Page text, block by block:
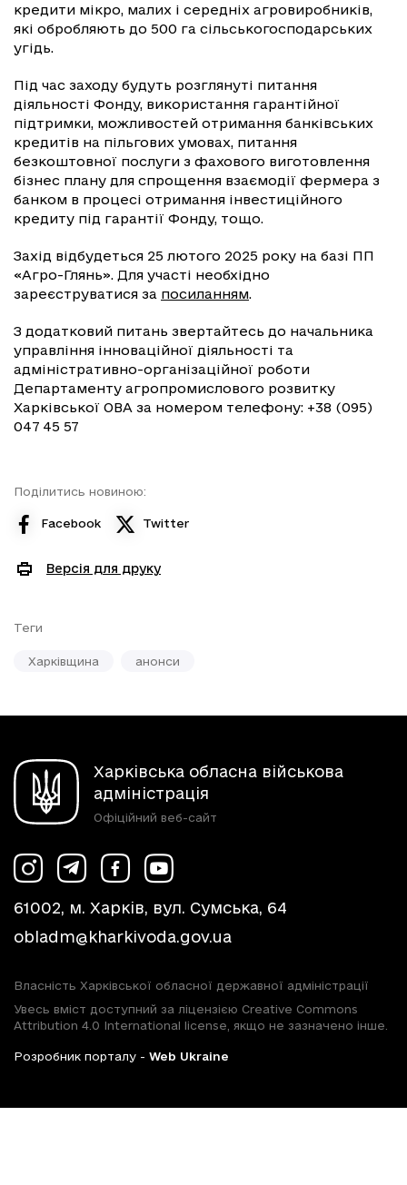
кредити мікро, малих і середніх агровиробників,
які обробляють до 500 га сільськогосподарських
угідь.
Під час заходу будуть розглянуті питання
діяльності Фонду, використання гарантійної
підтримки, можливостей отримання банківських
кредитів на пільгових умовах, питання
безкоштовної послуги з фахового виготовлення
бізнес плану для спрощення взаємодії фермера з
банком в процесі отримання інвестиційного
кредиту під гарантії Фонду, тощо.
Захід відбудеться 25 лютого 2025 року на базі ПП
«Агро-Глянь». Для участі необхідно
зареєструватися за посиланням.
З додатковий питань звертайтесь до начальника
управління інноваційної діяльності та
адміністративно-організаційної роботи
Департаменту агропромислового розвитку
Харківської ОВА за номером телефону: +38 (095)
047 45 57
Поділитись новиною:
Facebook Twitter
Версія для друку
Теги
Харківщина анонси
Харківська обласна військова
адміністрація
Офіційний веб-сайт
61002, м. Харків, вул. Сумська, 64
obladm@kharkivoda.gov.ua
Власність Харківської обласної державної адміністрації
Увесь вміст доступний за ліцензією Creative Commons
Attribution 4.0 International license, якщо не зазначено інше.
Розробник порталу - Web Ukraine